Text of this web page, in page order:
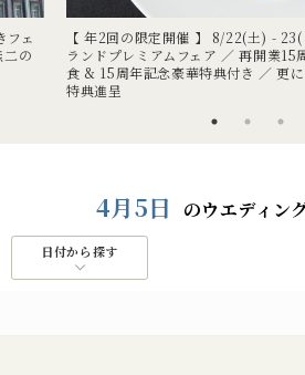
フェ
の
【 年2回の限定開催 】 8/22(土) -
ランドプレミアムフェア ／ 再開業15
食 & 15周年記念豪華特典付き ／ 更
特典進呈
4月5日 のウエディン
日付から探す